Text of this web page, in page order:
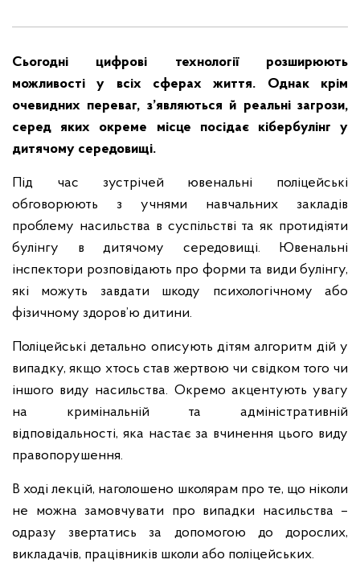
Сьогодні цифрові технології розширюють
можливості у всіх сферах життя. Однак крім
очевидних переваг, з’являються й реальні загрози,
серед яких окреме місце посідає кібербулінг у
дитячому середовищі.
Під час зустрічей ювенальні поліцейські
обговорюють з учнями навчальних закладів
проблему насильства в суспільстві та як протидіяти
булінгу в дитячому середовищі. Ювенальні
інспектори розповідають про форми та види булінгу,
які можуть завдати шкоду психологічному або
фізичному здоров’ю дитини.
Поліцейські детально описують дітям алгоритм дій у
випадку, якщо хтось став жертвою чи свідком того чи
іншого виду насильства. Окремо акцентують увагу
на кримінальній та адміністративній
відповідальності, яка настає за вчинення цього виду
правопорушення.
В ході лекцій, наголошено школярам про те, що ніколи
не можна замовчувати про випадки насильства –
одразу звертатись за допомогою до дорослих,
викладачів, працівників школи або поліцейських.